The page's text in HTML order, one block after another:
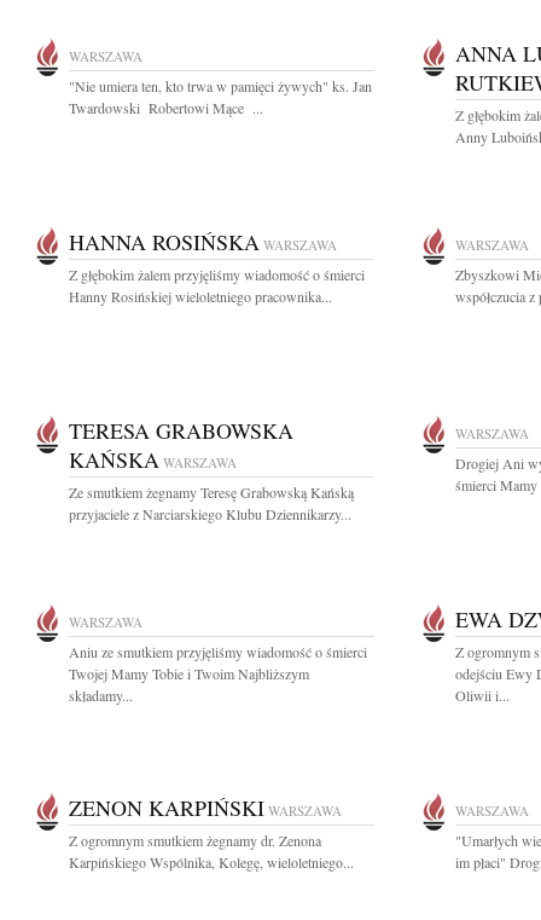
WARSZAWA
"Nie umiera ten, kto trwa w pamięci żywych" ks. Jan
Twardowski Robertowi Mące ...
ANNA
Z głębokim
Anny
HANNA ROSIŃSKA WARSZAWA
Z głębokim żalem przyjęliśmy wiadomość o śmierci
Hanny Rosińskiej wieloletniego pracownika...
WARSZAWA
Zbyszkowi
współczucia
TERESA GRABOWSKA
KAŃSKA WARSZAWA
Ze smutkiem żegnamy Teresę Grabowską Kańską
przyjaciele z Narciarskiego Klubu Dziennikarzy...
WARSZAWA
Drogiej Ani
śmierci Mamy
WARSZAWA
Aniu ze smutkiem przyjęliśmy wiadomość o śmierci
Twojej Mamy Tobie i Twoim Najbliższym
składamy...
EWA
Z ogromnym
odejściu Ewy
Oliwii i...
ZENON KARPIŃSKI WARSZAWA
Z ogromnym smutkiem żegnamy dr. Zenona
Karpińskiego Wspólnika, Kolegę, wieloletniego...
WARSZAWA
"Umarłych
im płaci"